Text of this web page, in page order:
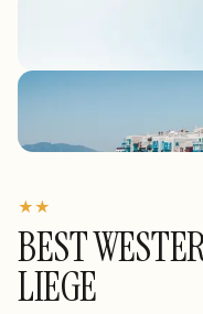
★★
BEST
LIEGE